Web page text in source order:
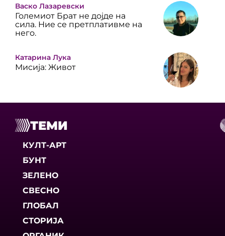
Васко Лазаревски
Големиот Брат не дојде на
сила. Ние се претплативме на
него.
Катарина Лука
Мисија: Живот
ТЕМИ
КУЛТ-АРТ
БУНТ
ЗЕЛЕНО
СВЕСНО
ГЛОБАЛ
СТОРИЈА